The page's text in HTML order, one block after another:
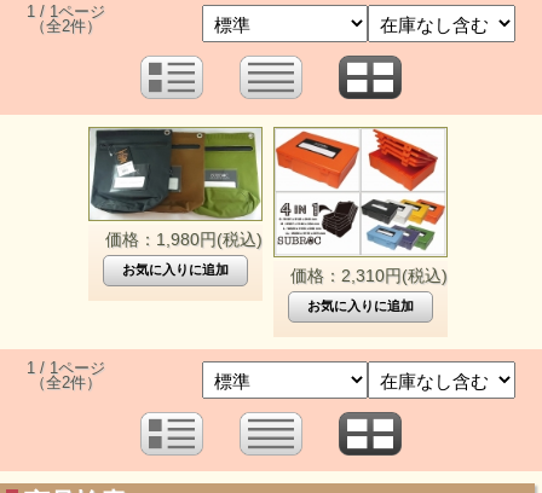
1 / 1ページ
（全2件）
価格：1,980円(税込)
価格：2,310円(税込)
1 / 1ページ
（全2件）